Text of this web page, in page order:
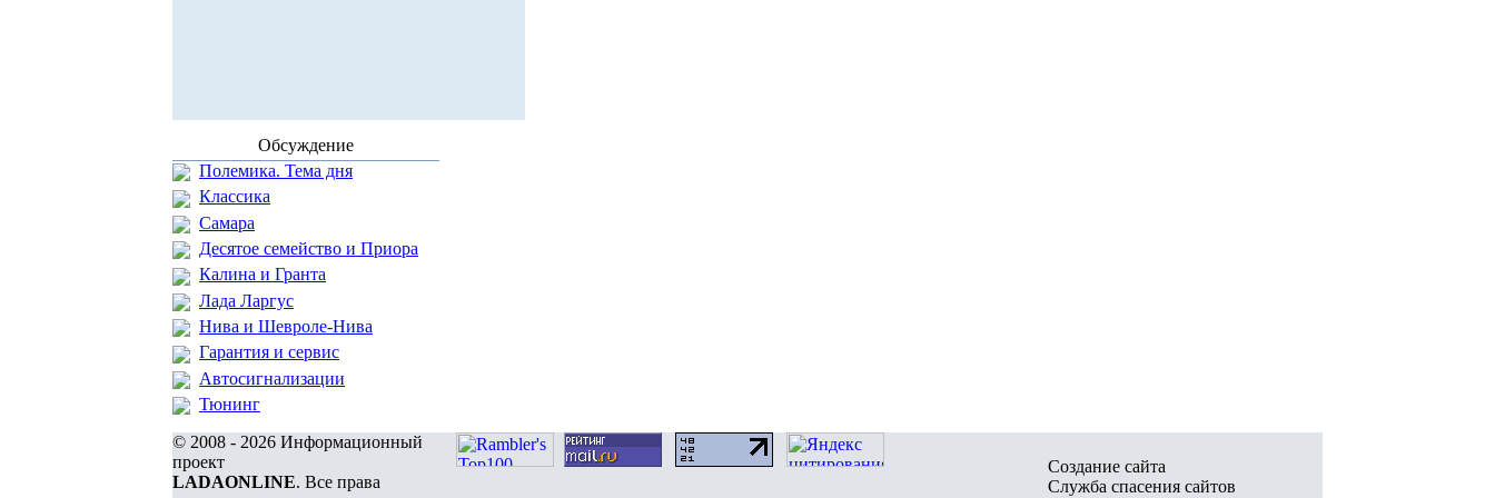
Обсуждение
Полемика. Тема дня
Классика
Самара
Десятое семейство и Приора
Калина и Гранта
Лада Ларгус
Нива и Шевроле-Нива
Гарантия и сервис
Автосигнализации
Тюнинг
© 2008 - 2026 Информационный
проект
LADAONLINE. Все права
Создание сайта
Служба спасения сайтов